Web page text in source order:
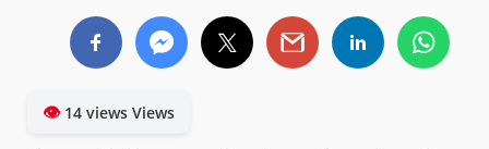
👁14 views Views